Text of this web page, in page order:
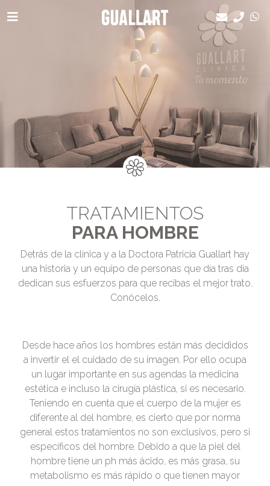
TRATAMIENTOS
PARA HOMBRE
Detrás de la clínica y a la Doctora Patricia Guallart hay
una historia y un equipo de personas que día tras día
dedican sus esfuerzos para que recibas el mejor trato.
Conócelos.
Desde hace años los hombres están más decididos
a invertir el el cuidado de su imagen. Por ello ocupa
un lugar importante en sus agendas la medicina
estética e incluso la cirugía plástica, si es necesario.
Teniendo en cuenta que el cuerpo de la mujer es
diferente al del hombre, es cierto que por norma
general estos tratamientos no son exclusivos, pero si
específicos del hombre. Debido a que la piel del
hombre tiene un ph más ácido, es más grasa, su
metabolismo es más rápido o que tienen mayor